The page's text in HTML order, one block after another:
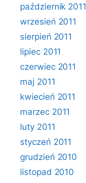
październik 2011
wrzesień 2011
sierpień 2011
lipiec 2011
czerwiec 2011
maj 2011
kwiecień 2011
marzec 2011
luty 2011
styczeń 2011
grudzień 2010
listopad 2010